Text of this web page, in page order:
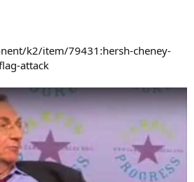
k2/item/79431:hersh-cheney-
attack